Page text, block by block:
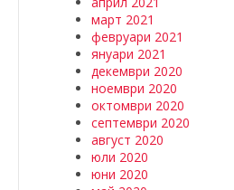
март 2021
февруари 2021
януари 2021
декември 2020
ноември 2020
октомври 2020
септември 2020
август 2020
юли 2020
юни 2020